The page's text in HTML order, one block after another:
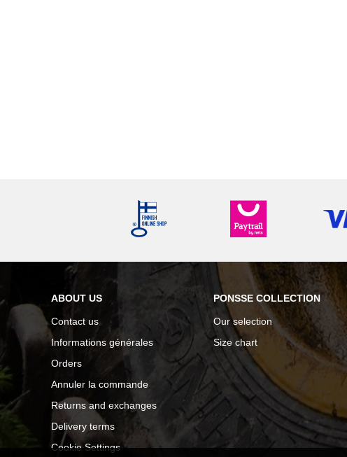
ABOUT US
Contact us
Informations générales
Orders
Annuler la commande
Returns and exchanges
Delivery terms
Cookie Settings
PONSSE COLLECTION
Our selection
Size chart